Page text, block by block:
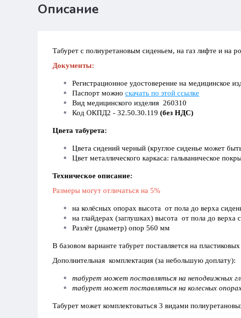
Описание
Табурет с полиуретановым сиденьем, на газ лифте и на
Документы:
Регистрационное удостоверение на медицинское
Паспорт можно скачать по этой ссылке
Вид медицинского изделия 260310
Код ОКПД2 - 32.50.30.119 (без НДС)
Цвета табурета:
Цвета сидений черный (круглое сиденье может
Цвет металлического каркаса: гальваническое
Техническое описание:
Размеры могут отличаться на 5%
на колёсных опорах высота от пола до верха
на глайдерах (заглушках) высота от пола до
Разлёт (диаметр) опор 560 мм
В базовом варианте табурет поставляется на
Дополнительная комплектация (за небольшую доплату):
табурет может поставляться на неподвижных
табурет может поставляться на колесных
Табурет может комплектоваться 3 видами